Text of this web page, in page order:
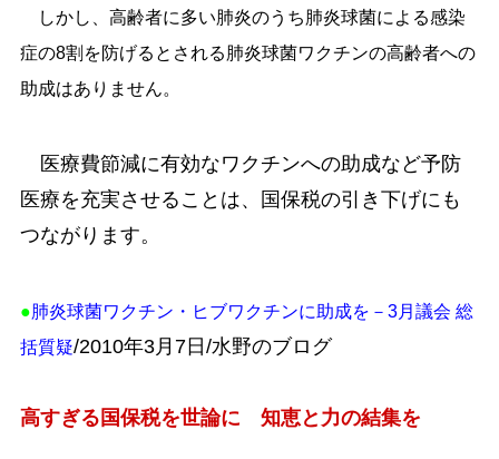
しかし、高齢者に多い肺炎のうち肺炎球菌による感染
症の8割を防げるとされる肺炎球菌ワクチンの高齢者への
助成はありません。
医療費節減に有効なワクチンへの助成など予防
医療を充実させることは、国保税の引き下げにも
つながります。
●肺炎球菌ワクチン・ヒブワクチンに助成を－3月議会 総
括質疑/2010年3月7日/水野のブログ
高すぎる国保税を世論に 知恵と力の結集を